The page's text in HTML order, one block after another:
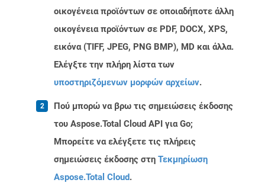
οικογένεια προϊόντων σε οποιαδήποτε άλλη
οικογένεια προϊόντων σε PDF, DOCX, XPS,
εικόνα (TIFF, JPEG, PNG BMP), MD και άλλα.
Ελέγξτε την πλήρη λίστα των
υποστηριζόμενων μορφών αρχείων.
Πού μπορώ να βρω τις σημειώσεις έκδοσης
του Aspose.Total Cloud API για Go;
Μπορείτε να ελέγξετε τις πλήρεις
σημειώσεις έκδοσης στη Τεκμηρίωση
Aspose.Total Cloud.